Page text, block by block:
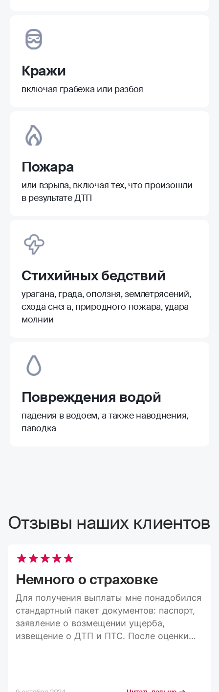
Кражи
включая грабежа или разбоя
Пожара
или взрыва, включая тех, что произошли
в результате ДТП
Стихийных бедствий
урагана, града, оползня, землетрясений,
схода снега, природного пожара, удара
молнии
Повреждения водой
падения в водоем, а также наводнения,
паводка
Отзывы наших клиентов
Немного о страховке
Для получения выплаты мне понадобился
стандартный пакет документов: паспорт,
заявление о возмещении ущерба,
извещение о ДТП и ПТС. После оценки
стремлюсь получить максимально